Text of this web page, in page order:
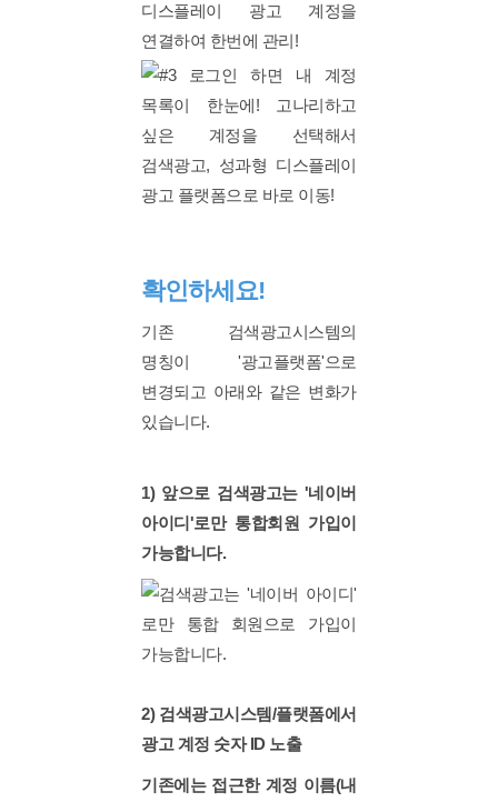
확인하세요!
기존 검색광고시스템의
명칭이 '광고플랫폼'으로
변경되고 아래와 같은 변화가
있습니다.
1) 앞으로 검색광고는 '네이버
아이디'로만 통합회원 가입이
가능합니다.
2) 검색광고시스템/플랫폼에서
광고 계정 숫자 ID 노출
기존에는 접근한 계정 이름(내